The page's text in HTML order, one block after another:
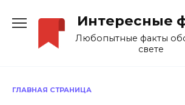
содержанию
Интересные
Любопытные факты
свете
ГЛАВНАЯ СТРАНИЦА